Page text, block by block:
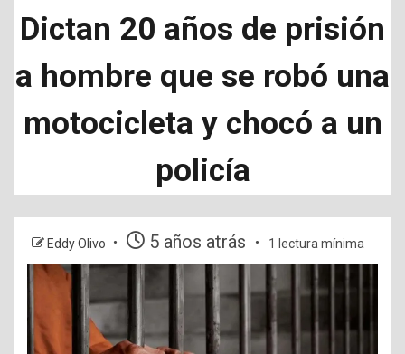
Dictan 20 años de prisión
a hombre que se robó una
motocicleta y chocó a un
policía
Eddy Olivo 5 años atrás 1 lectura mínima